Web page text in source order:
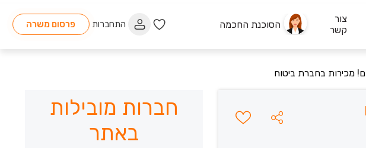
צור
קשר
הסוכנת החכמה התחברות פרסום משרה
חברות מובילות
באתר